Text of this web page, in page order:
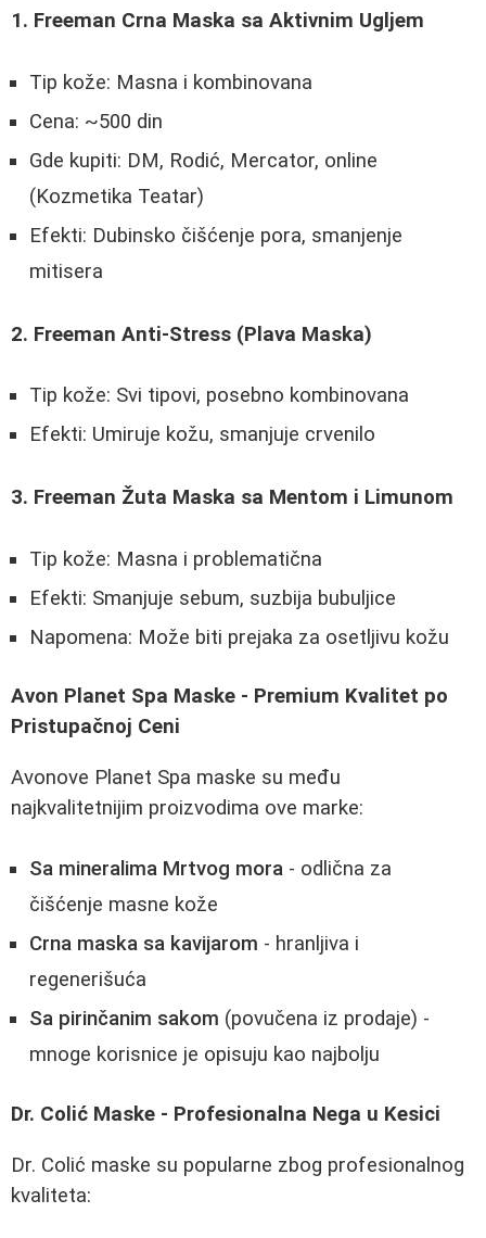
1. Freeman Crna Maska sa Aktivnim Ugljem
Tip kože: Masna i kombinovana
Cena: ~500 din
Gde kupiti: DM, Rodić, Mercator, online
(Kozmetika Teatar)
Efekti: Dubinsko čišćenje pora, smanjenje
mitisera
2. Freeman Anti-Stress (Plava Maska)
Tip kože: Svi tipovi, posebno kombinovana
Efekti: Umiruje kožu, smanjuje crvenilo
3. Freeman Žuta Maska sa Mentom i Limunom
Tip kože: Masna i problematična
Efekti: Smanjuje sebum, suzbija bubuljice
Napomena: Može biti prejaka za osetljivu kožu
Avon Planet Spa Maske - Premium Kvalitet po
Pristupačnoj Ceni
Avonove Planet Spa maske su među
najkvalitetnijim proizvodima ove marke:
Sa mineralima Mrtvog mora - odlična za
čišćenje masne kože
Crna maska sa kavijarom - hranljiva i
regenerišuća
Sa pirinčanim sakom (povučena iz prodaje) -
mnoge korisnice je opisuju kao najbolju
Dr. Colić Maske - Profesionalna Nega u Kesici
Dr. Colić maske su popularne zbog profesionalnog
kvaliteta: